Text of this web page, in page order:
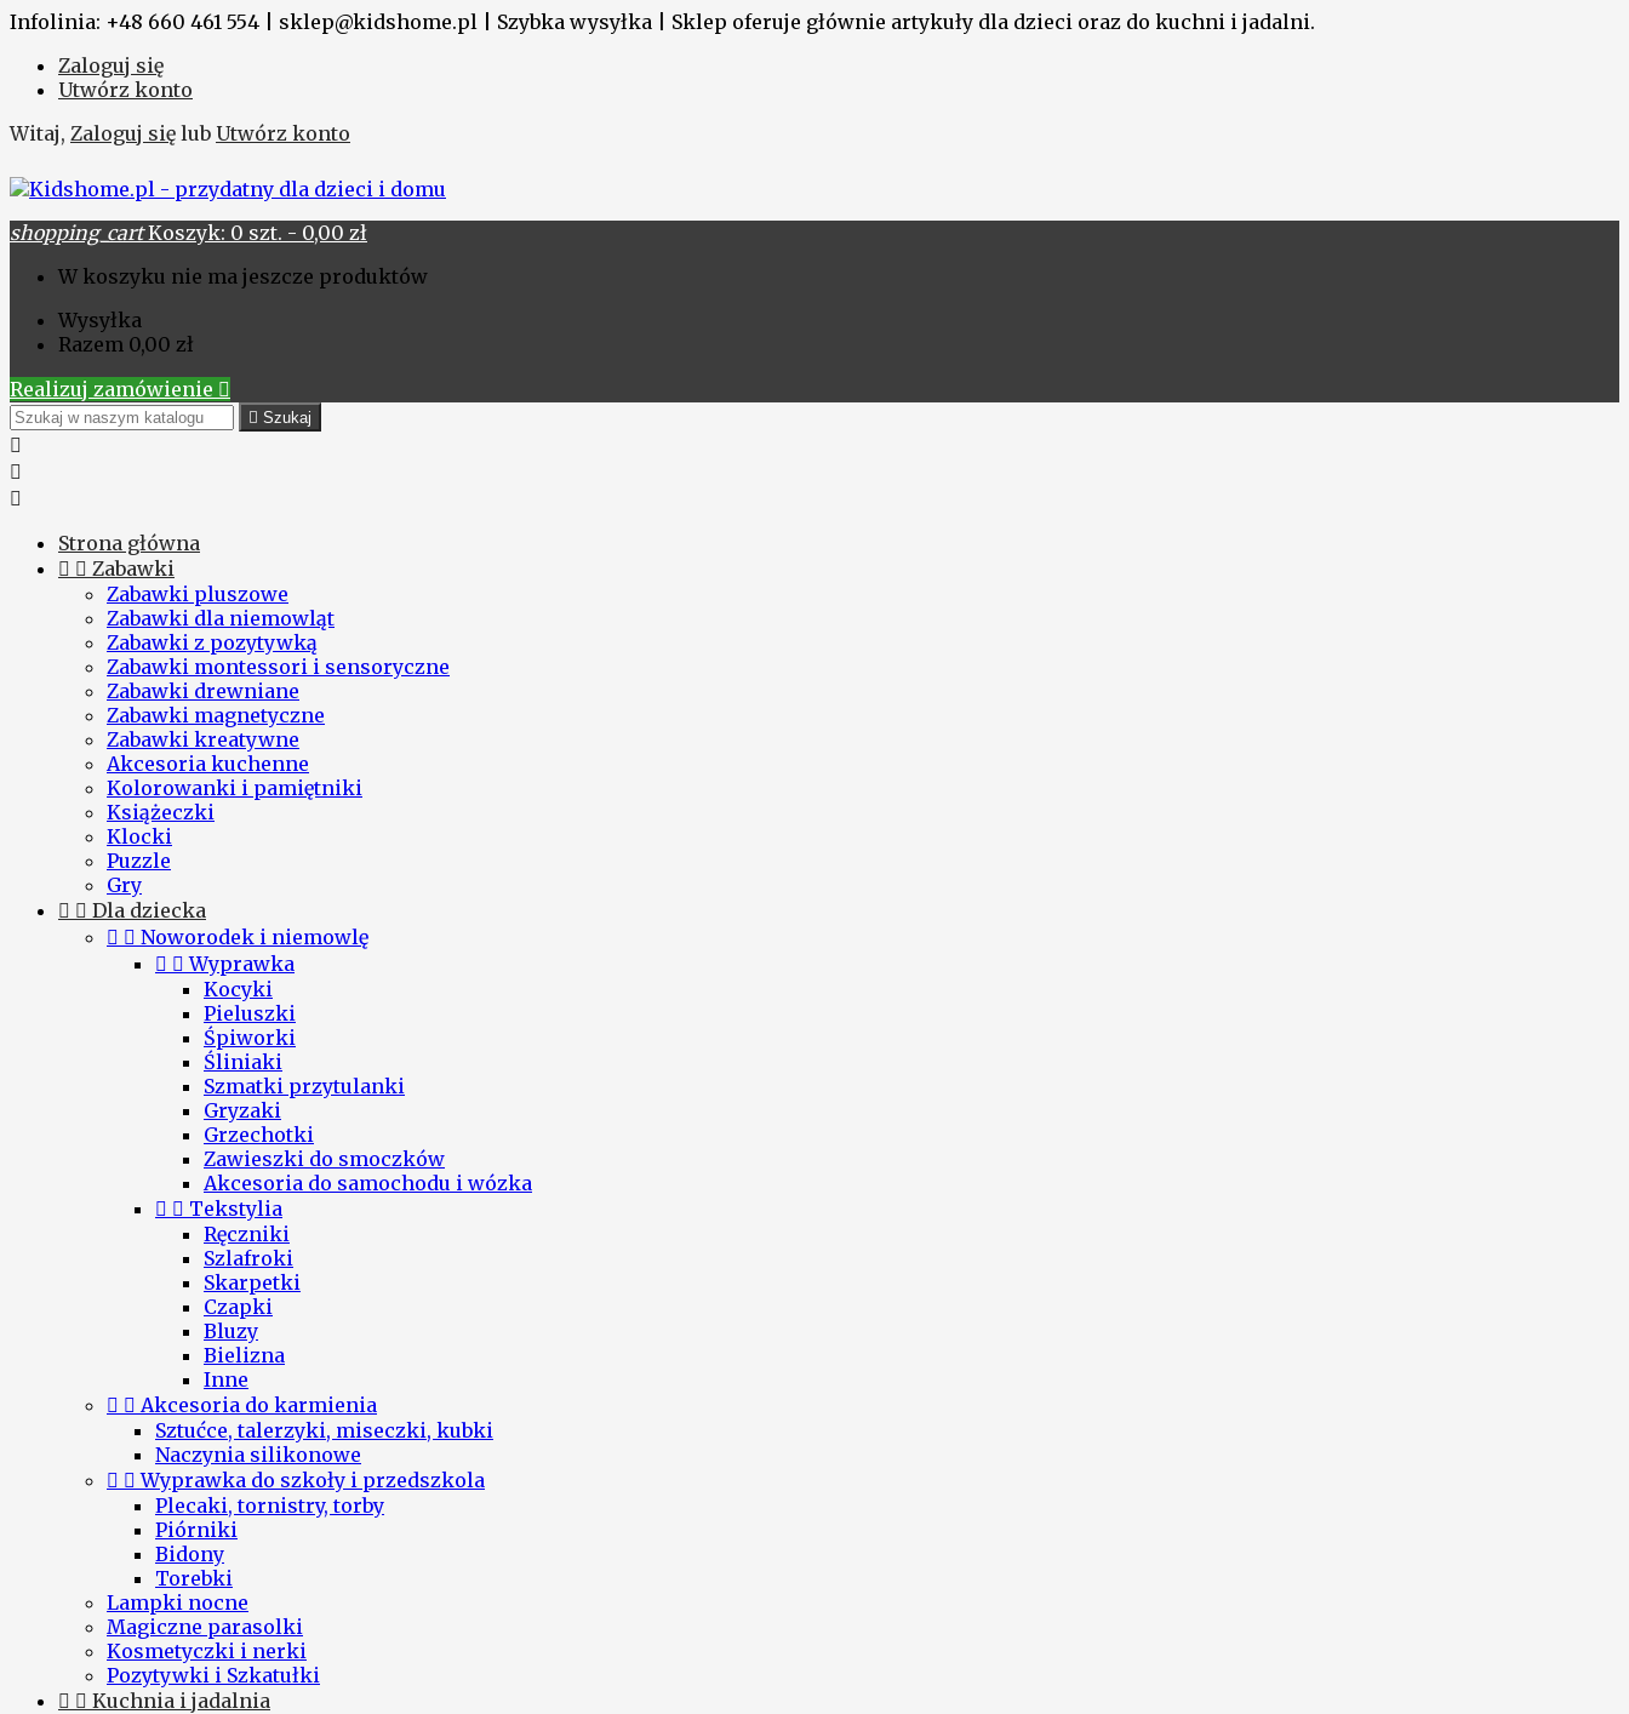
Infolinia: +48 660 461 554 | sklep@kidshome.pl | Szybka wysyłka | Sklep oferuje głównie artykuły dla dzieci oraz do kuchni i jadalni.
Zaloguj się
Utwórz konto
Witaj, Zaloguj się lub Utwórz konto
shopping_cart Koszyk: 0 szt. - 0,00 zł
W koszyku nie ma jeszcze produktów
Wysyłka
Razem 0,00 zł
Realizuj zamówienie 
 Szukaj



Strona główna
  Zabawki
Zabawki pluszowe
Zabawki dla niemowląt
Zabawki z pozytywką
Zabawki montessori i sensoryczne
Zabawki drewniane
Zabawki magnetyczne
Zabawki kreatywne
Akcesoria kuchenne
Kolorowanki i pamiętniki
Książeczki
Klocki
Puzzle
Gry
  Dla dziecka
  Noworodek i niemowlę
  Wyprawka
Kocyki
Pieluszki
Śpiworki
Śliniaki
Szmatki przytulanki
Gryzaki
Grzechotki
Zawieszki do smoczków
Akcesoria do samochodu i wózka
  Tekstylia
Ręczniki
Szlafroki
Skarpetki
Czapki
Bluzy
Bielizna
Inne
  Akcesoria do karmienia
Sztućce, talerzyki, miseczki, kubki
Naczynia silikonowe
  Wyprawka do szkoły i przedszkola
Plecaki, tornistry, torby
Piórniki
Bidony
Torebki
Lampki nocne
Magiczne parasolki
Kosmetyczki i nerki
Pozytywki i Szkatułki
  Kuchnia i jadalnia